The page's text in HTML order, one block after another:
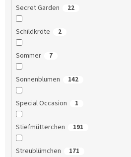
Secret Garden 22
Schildkröte 2
Sommer 7
Sonnenblumen 142
Special Occasion 1
Stiefmütterchen 191
Streublümchen 171